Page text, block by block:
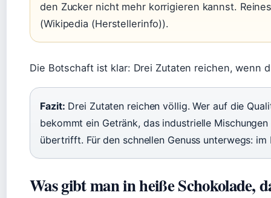
den Zucker nicht mehr korrigieren kannst.
(Wikipedia (Herstellerinfo)).
Die Botschaft ist klar: Drei Zutaten reichen, wenn
Fazit: Drei Zutaten reichen völlig. Wer auf die
bekommt ein Getränk, das industrielle
übertrifft. Für den schnellen Genuss unterwegs:
Was gibt man in heiße Schokolade,